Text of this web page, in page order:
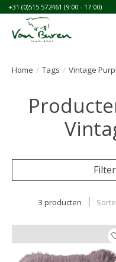
+31 (0)515 572461 (9:00 - 17:00)
Home / Tags / Vintage
3 producten